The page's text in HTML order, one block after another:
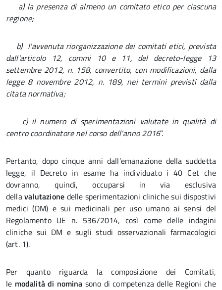
a) la presenza di almeno un comitato etico per ciascuna
regione;
b) l'avvenuta riorganizzazione dei comitati etici, prevista
dall'articolo 12, commi 10 e 11, del decreto-legge 13
settembre 2012, n. 158, convertito, con modificazioni, dalla
legge 8 novembre 2012, n. 189, nei termini previsti dalla
citata normativa;
c) il numero di sperimentazioni valutate in qualità di
centro coordinatore nel corso dell'anno 2016”.
Pertanto, dopo cinque anni dall’emanazione della suddetta
legge, il Decreto in esame ha individuato i 40 Cet che
dovranno, quindi, occuparsi in via esclusiva
dellavalutazione delle sperimentazioni cliniche sui dispostivi
medici (DM) e sui medicinali per uso umano ai sensi del
Regolamento UE n. 536/2014, così come delle indagini
cliniche sui DM e sugli studi osservazionali farmacologici
(art. 1).
Per quanto riguarda la composizione dei Comitati,
le modalità di nomina sono di competenza delle Regioni che